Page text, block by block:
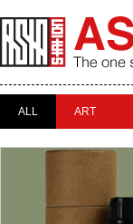
ALL ART